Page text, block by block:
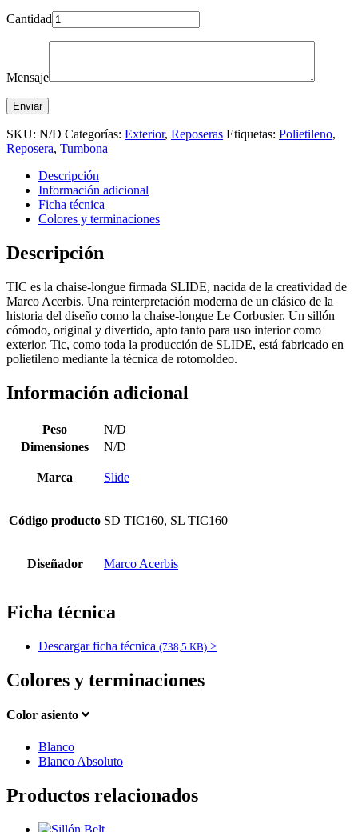
Cantidad
Mensaje
SKU: N/D Categorías: Exterior, Reposeras Etiquetas: Polietileno,
Reposera, Tumbona
Descripción
Información adicional
Ficha técnica
Colores y terminaciones
Descripción
TIC es la chaise-longue firmada SLIDE, nacida de la creatividad de
Marco Acerbis. Una reinterpretación moderna de un clásico de la
historia del diseño como la chaise-longue Le Corbusier. Un sillón
cómodo, original y divertido, apto tanto para uso interior como
exterior. Tic, como toda la producción de SLIDE, está fabricado en
polietileno mediante la técnica de rotomoldeo.
Información adicional
Peso
N/D
Dimensiones
N/D
Marca Slide
Código producto SD TIC160, SL TIC160
Diseñador Marco Acerbis
Ficha técnica
Descargar ficha técnica (738,5 KB) >
Colores y terminaciones
Color asiento
Blanco
Blanco Absoluto
Productos relacionados